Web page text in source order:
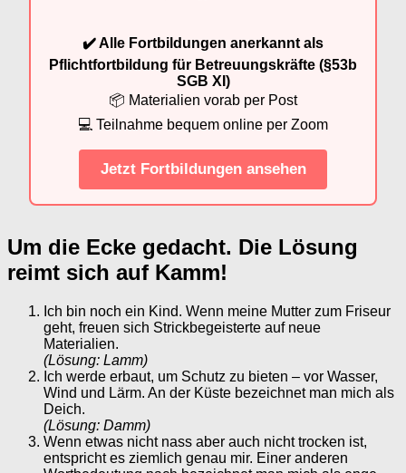
✔️ Alle Fortbildungen anerkannt als
Pflichtfortbildung für Betreuungskräfte (§53b
SGB XI)
📦 Materialien vorab per Post
💻 Teilnahme bequem online per Zoom
Jetzt Fortbildungen ansehen
Um die Ecke gedacht. Die Lösung
reimt sich auf Kamm!
Ich bin noch ein Kind. Wenn meine Mutter zum Friseur
geht, freuen sich Strickbegeisterte auf neue
Materialien.
(Lösung: Lamm)
Ich werde erbaut, um Schutz zu bieten – vor Wasser,
Wind und Lärm. An der Küste bezeichnet man mich als
Deich.
(Lösung: Damm)
Wenn etwas nicht nass aber auch nicht trocken ist,
entspricht es ziemlich genau mir. Einer anderen